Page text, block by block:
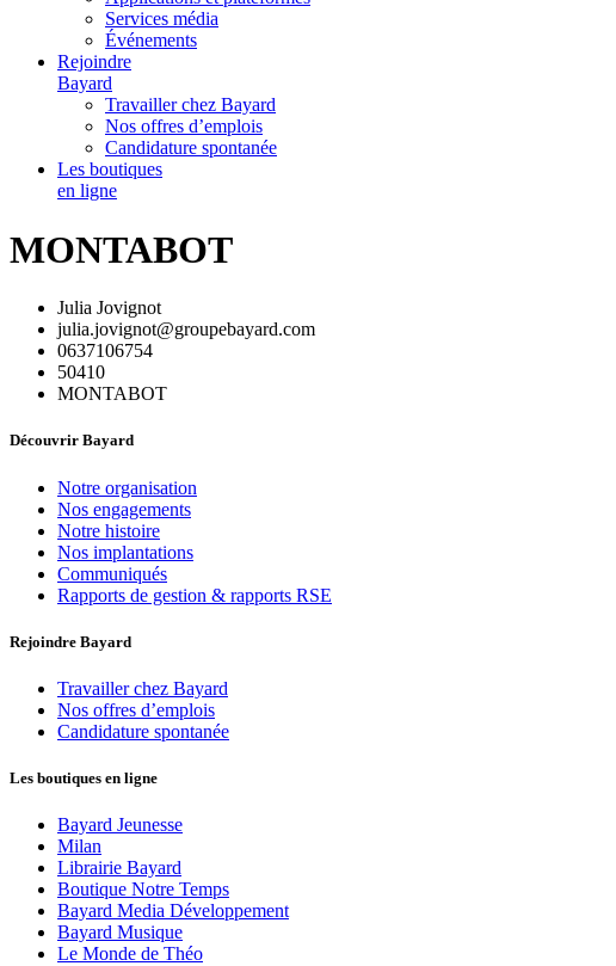
Services média
Événements
Rejoindre
Bayard
Travailler chez Bayard
Nos offres d’emplois
Candidature spontanée
Les boutiques
en ligne
MONTABOT
Julia Jovignot
julia.jovignot@groupebayard.com
0637106754
50410
MONTABOT
Découvrir Bayard
Notre organisation
Nos engagements
Notre histoire
Nos implantations
Communiqués
Rapports de gestion & rapports RSE
Rejoindre Bayard
Travailler chez Bayard
Nos offres d’emplois
Candidature spontanée
Les boutiques en ligne
Bayard Jeunesse
Milan
Librairie Bayard
Boutique Notre Temps
Bayard Media Développement
Bayard Musique
Le Monde de Théo